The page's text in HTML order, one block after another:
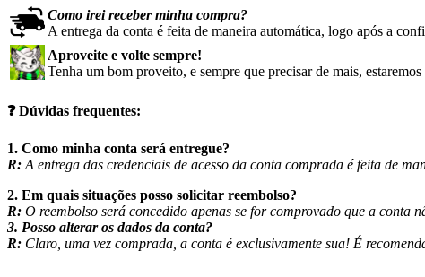
Como irei receber minha compra?
A entrega da conta é feita de maneira automática, logo após a
Aproveite e volte sempre!
Tenha um bom proveito, e sempre que precisar de mais,
❓Dúvidas frequentes:
1. Como minha conta será entregue?
R: A entrega das credenciais de acesso da conta comprada é feita de
2. Em quais situações posso solicitar reembolso?
R: O reembolso será concedido apenas se for comprovado que a conta
3. Posso alterar os dados da conta?
R: Claro, uma vez comprada, a conta é exclusivamente sua! É